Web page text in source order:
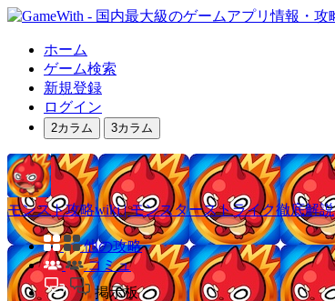
ホーム
ゲーム検索
新規登録
ログイン
2カラム 3カラム
モンスト攻略wiki | モンスターストライク徹底解説
他の攻略
コミュ
掲示板